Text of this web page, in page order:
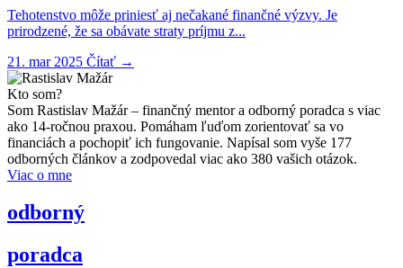
Tehotenstvo môže priniesť aj nečakané finančné výzvy. Je
prirodzené, že sa obávate straty príjmu z...
21. mar 2025 Čítať →
Kto som?
Som Rastislav Mažár – finančný mentor a odborný poradca s viac
ako 14-ročnou praxou. Pomáham ľuďom zorientovať sa vo
financiách a pochopiť ich fungovanie. Napísal som vyše 177
odborných článkov a zodpovedal viac ako 380 vašich otázok.
Viac o mne
odborný
poradca